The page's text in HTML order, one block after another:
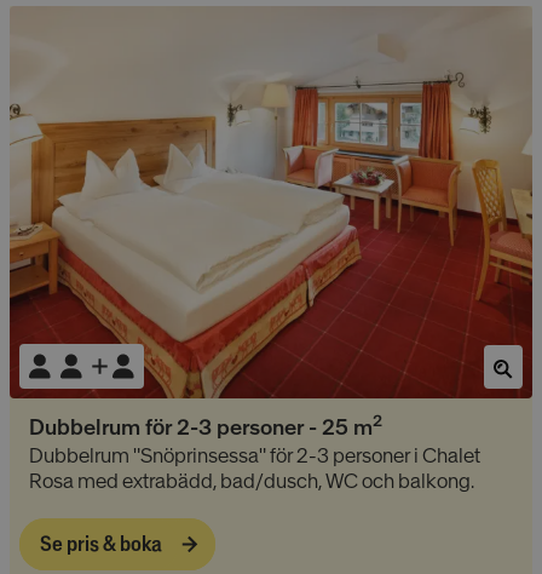
Dubbelrum för 2-3 personer - 25 m2
Dubbelrum "Snöprinsessa" för 2-3 personer i Chalet
Rosa med extrabädd, bad/dusch, WC och balkong.
Se pris & boka